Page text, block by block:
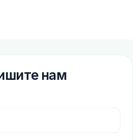
нам